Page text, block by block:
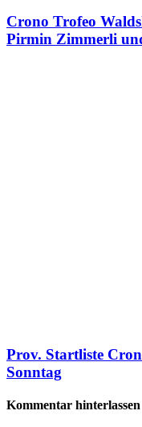
Crono Trofeo
Pirmin Zimmerli
Prov. Startliste
Sonntag
Kommentar hinterlassen